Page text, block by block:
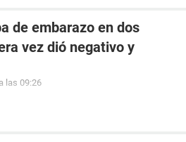
de embarazo en dos
vez dió negativo y
las 09:26